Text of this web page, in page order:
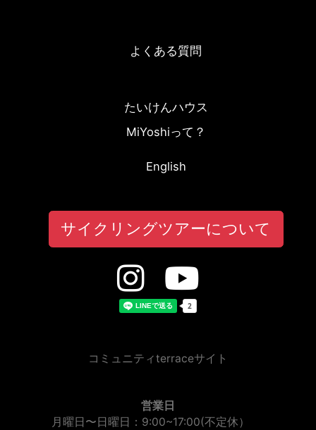
よくある質問
たいけんハウス
MiYoshiって？
English
サイクリングツアーについて
コミュニティterraceサイト
営業日
月曜日〜日曜日：9:00~17:00(不定休）